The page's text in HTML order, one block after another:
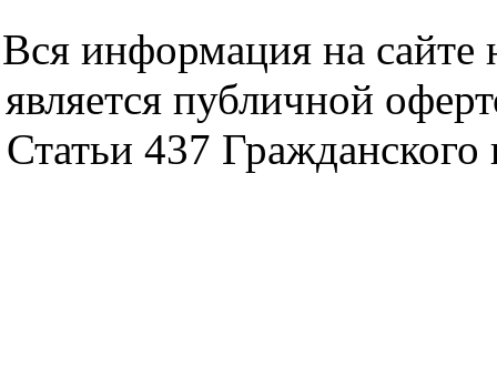
Вся информация на сайте
является публичной
Статьи 437